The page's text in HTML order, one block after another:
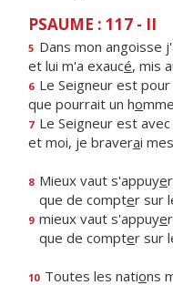
PSAUME : 117 - II
5 Dans mon angoisse
et lui m'a exaucé, mis
6 Le Seigneur est pour
que pourrait un ho
7 Le Seigneur est avec
et moi, je braverai
8 Mieux vaut s'appuye
que de compter sur
9 mieux vaut s'appuye
que de compter sur
10 Toutes les nations